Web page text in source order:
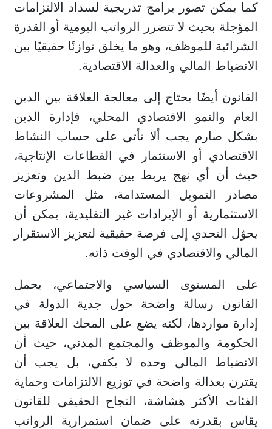
كما يمكن تصور برامج تدريجية لسداد الالتزامات
المؤجلة بحيث لا تتضرر الرواتب اليومية أو القدرة
الشرائية للموظف، وهو ما يخلق توازنًا حقيقيًا بين
الانضباط المالي والعدالة الاقتصادية.
القانون أيضًا يحتاج إلى معالجة العلاقة بين الدين
العام والنمو الاقتصادي المحلي، فإدارة الدين
بشكل صارم يجب ألا تأتي على حساب النشاط
الاقتصادي أو الاستثمار في القطاعات الإنتاجية،
حيث أن أي نهج يربط بين ضبط الدين وتعزيز
مصادر التمويل المستدامة، مثل المشروعات
الاستثمارية أو الإيرادات غير التقليدية، يمكن أن
يحوّل التحدي إلى فرصة حقيقية لتعزيز الاستقرار
المالي والاقتصادي في الوقت ذاته.
على المستوى السياسي والاجتماعي، يحمل
القانون رسالة واضحة حول جدية الدولة في
إدارة مواردها، لكنه يضع على المحك العلاقة بين
الحكومة والموظف والمجتمع المدني، حيث أن
الانضباط المالي وحده لا يكفي، بل يجب أن
يقترن بعدالة واضحة في توزيع الالتزامات وحماية
الفئات الأكثر هشاشة، النجاح الحقيقي للقانون
يقاس بقدرته على ضمان استمرارية الرواتب